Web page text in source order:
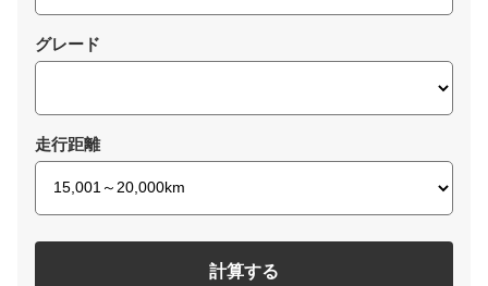
グレード
走行距離
計算する